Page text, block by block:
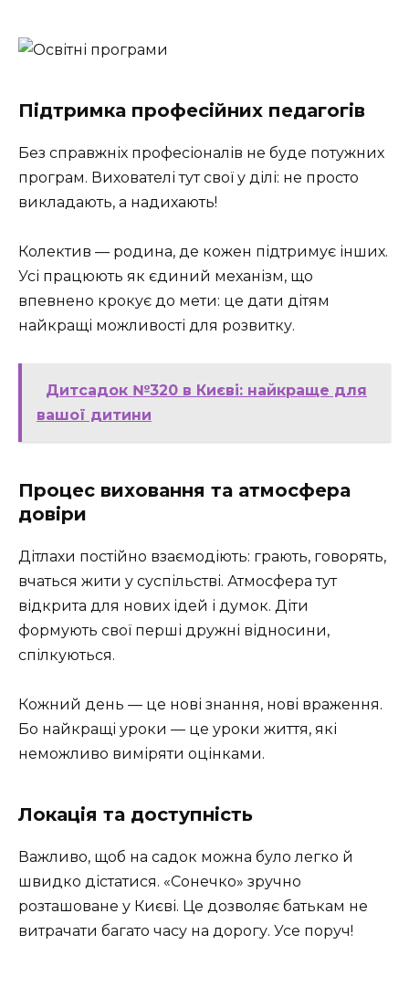
Підтримка професійних педагогів
Без справжніх професіоналів не буде потужних
програм. Вихователі тут свої у ділі: не просто
викладають, а надихають!
Колектив — родина, де кожен підтримує інших.
Усі працюють як єдиний механізм, що
впевнено крокує до мети: це дати дітям
найкращі можливості для розвитку.
Дитсадок №320 в Києві: найкраще для
вашої дитини
Процес виховання та атмосфера
довіри
Дітлахи постійно взаємодіють: грають, говорять,
вчаться жити у суспільстві. Атмосфера тут
відкрита для нових ідей і думок. Діти
формують свої перші дружні відносини,
спілкуються.
Кожний день — це нові знання, нові враження.
Бо найкращі уроки — це уроки життя, які
неможливо виміряти оцінками.
Локація та доступність
Важливо, щоб на садок можна було легко й
швидко дістатися. «Сонечко» зручно
розташоване у Києві. Це дозволяє батькам не
витрачати багато часу на дорогу. Усе поруч!